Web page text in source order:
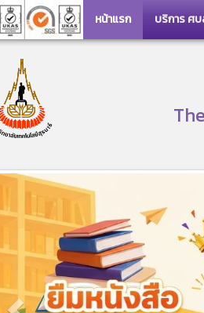
หน้าแรก บริการ ศ
Previous